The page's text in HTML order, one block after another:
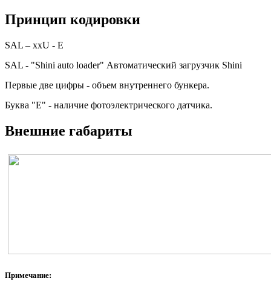
Принцип кодировки
SAL – xxU - E
SAL - "Shini auto loader" Автоматический загрузчик Shini
Первые две цифры - объем внутреннего бункера.
Буква "Е" - наличие фотоэлектрического датчика.
Внешние габариты
Примечание: